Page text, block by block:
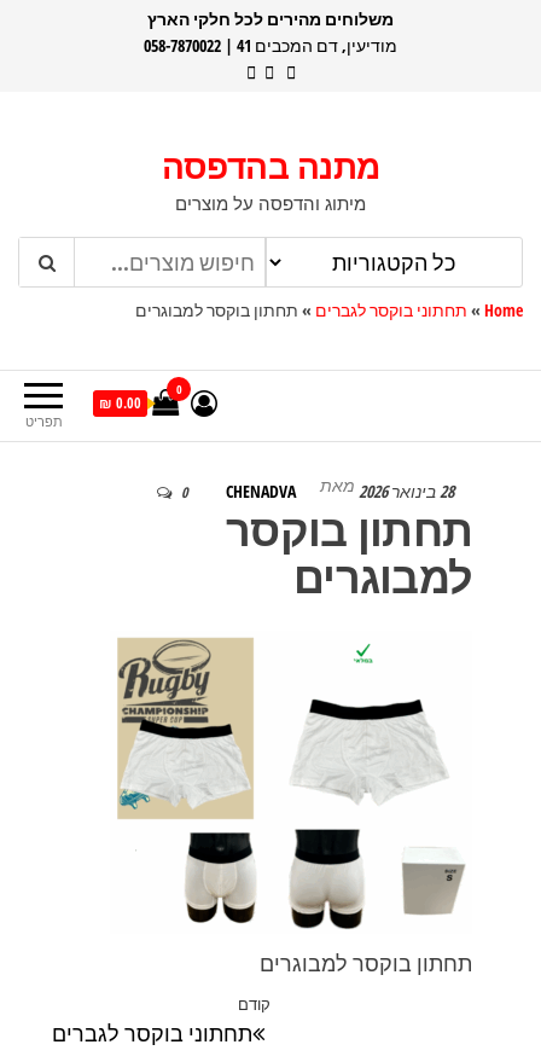
משלוחים מהירים לכל חלקי הארץ
מודיעין, דם המכבים 41 | 058-7870022
מתנה בהדפסה
מיתוג והדפסה על מוצרים
Home
» תחתוני בוקסר לגברים » תחתון בוקסר למבוגרים
תפריט
0
0.00 ₪
28 בינואר 2026 מאת CHENADVA
0
תחתון בוקסר
למבוגרים
תחתון בוקסר למבוגרים
הפוסט
הקודם
קודם
תחתוני בוקסר לגברים